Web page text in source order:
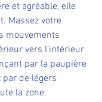
et agréable, elle
Massez votre
mouvements
vers l’intérieur
par la paupière
de légers
la zone.